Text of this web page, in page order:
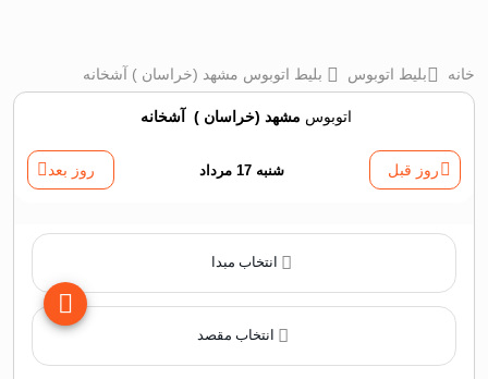
خانه بلیط اتوبوس بلیط اتوبوس مشهد (خراسان ) آشخانه
اتوبوس مشهد (خراسان ) آشخانه
روز قبل شنبه 17 مرداد روز بعد